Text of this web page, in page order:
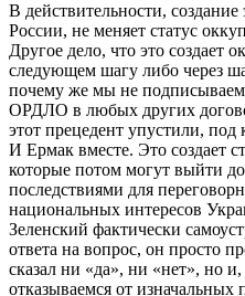
В действительности, создание
России, не меняет статус
Другое дело, что это создает
следующем шагу либо через
почему же мы не
ОРДЛО в любых других
этот прецедент упустили,
И Ермак вместе. Это создает
которые потом могут выйти
последствиями для
национальных интересов
Зеленский фактически
ответа на вопрос, он просто
сказал ни «да», ни «нет», но
отказываемся от